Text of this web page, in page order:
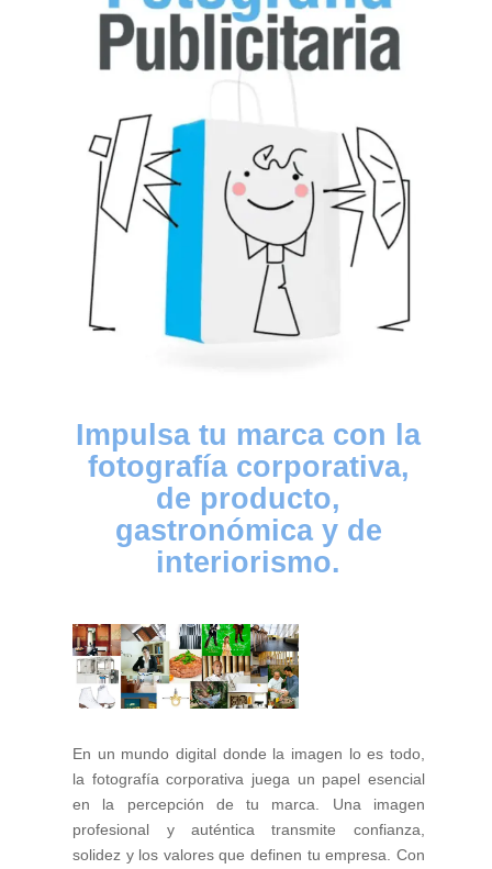
Impulsa tu marca con la
fotografía corporativa,
de producto,
gastronómica y de
interiorismo.
En un mundo digital donde la imagen lo es todo,
la fotografía corporativa juega un papel esencial
en la percepción de tu marca. Una imagen
profesional y auténtica transmite confianza,
solidez y los valores que definen tu empresa. Con